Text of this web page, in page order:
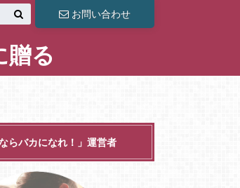
贈る
お問い合わせ
らバカになれ！」運営者